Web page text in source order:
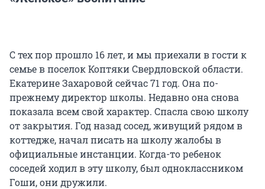
С тех пор прошло 16 лет, и мы приехали в гости к
семье в поселок Коптяки Свердловской области.
Екатерине Захаровой сейчас 71 год. Она по-
прежнему директор школы. Недавно она снова
показала всем свой характер. Спасла свою школу
от закрытия. Год назад сосед, живущий рядом в
коттедже, начал писать на школу жалобы в
официальные инстанции. Когда-то ребенок
соседей ходил в эту школу, был одноклассником
Гоши, они дружили.